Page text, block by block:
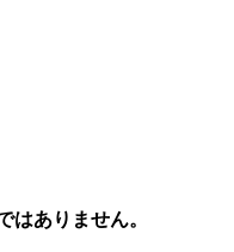
はありません。